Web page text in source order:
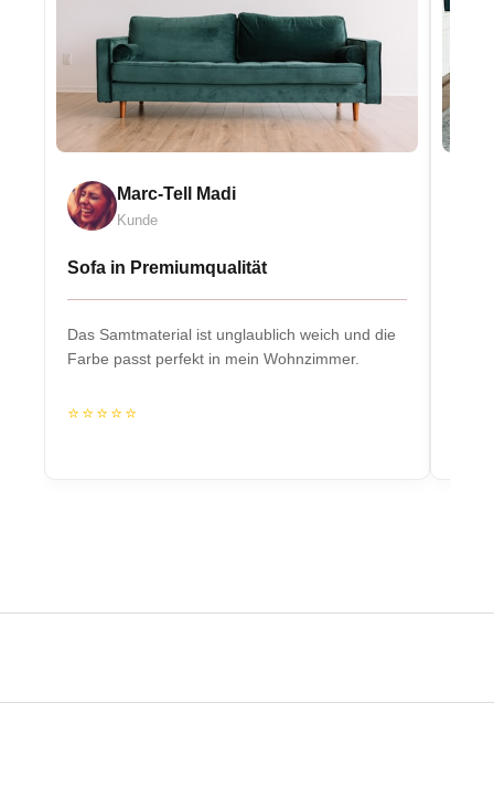
Marc-Tell Madi
Kunde
Sofa in Premiumqualität
Das Samtmaterial ist unglaublich weich und die
Farbe passt perfekt in mein Wohnzimmer.
⭐⭐⭐⭐⭐